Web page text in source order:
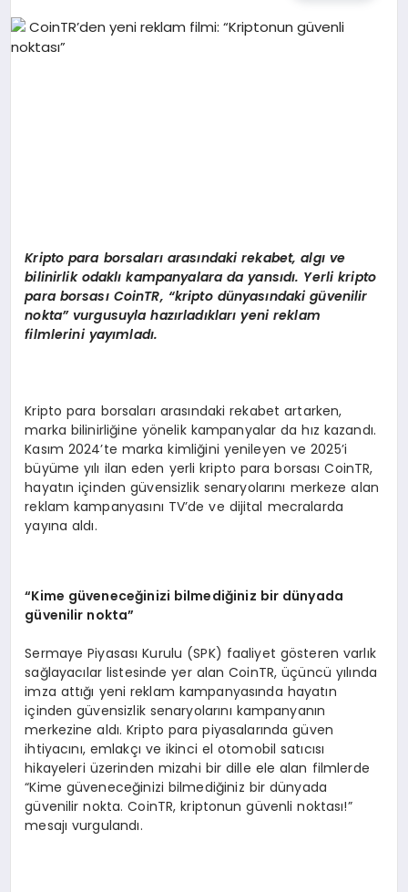
EKONOMI
DIĞER
Kripto para borsaları arasındaki rekabet, algı ve
bilinirlik odaklı kampanyalara da yansıdı. Yerli kripto
para borsası CoinTR, “kripto dünyasındaki güvenilir
nokta” vurgusuyla hazırladıkları yeni reklam
filmlerini yayımladı.
Kripto para borsaları arasındaki rekabet artarken,
marka bilinirliğine yönelik kampanyalar da hız kazandı.
Kasım 2024’te marka kimliğini yenileyen ve 2025’i
büyüme yılı ilan eden yerli kripto para borsası CoinTR,
hayatın içinden güvensizlik senaryolarını merkeze alan
reklam kampanyasını TV’de ve dijital mecralarda
yayına aldı.
“Kime güveneceğinizi bilmediğiniz bir dünyada
güvenilir nokta”
Sermaye Piyasası Kurulu (SPK) faaliyet gösteren varlık
sağlayacılar listesinde yer alan CoinTR, üçüncü yılında
imza attığı yeni reklam kampanyasında hayatın
içinden güvensizlik senaryolarını kampanyanın
merkezine aldı. Kripto para piyasalarında güven
ihtiyacını, emlakçı ve ikinci el otomobil satıcısı
hikayeleri üzerinden mizahi bir dille ele alan filmlerde
“Kime güveneceğinizi bilmediğiniz bir dünyada
güvenilir nokta. CoinTR, kriptonun güvenli noktası!”
mesajı vurgulandı.